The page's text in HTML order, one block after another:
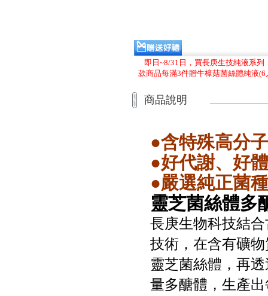
即日~8/31日，買長庚生技純液系列
款商品每滿3件贈牛樟菇菌絲體純液(6
商品說明
●含特殊高分
●好代謝、好
●嚴選純正菌
靈芝菌絲體多
長庚生物科技結
技術，在含有礦
靈芝菌絲體，再
量多醣體，生產